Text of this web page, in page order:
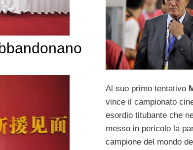
Al suo primo tentativo
vince il campionato
esordio titubante che
messo in pericolo la
campione del mondo